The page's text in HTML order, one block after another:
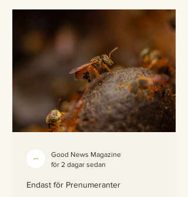
Endast för Prenumeranter
Good News Magazine
för 2 dagar sedan